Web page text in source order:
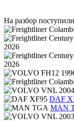
На разбор поступили
2026
2026
DAF
MAN